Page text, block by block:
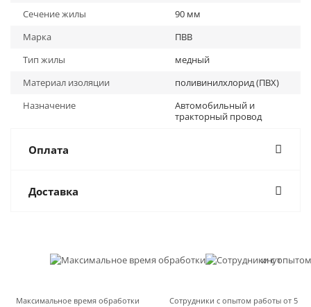
Сечение жилы
90 мм
Марка
ПВВ
Тип жилы
медный
Материал изоляции
поливинилхлорид (ПВХ)
Назначение
Автомобильный и
тракторный провод
Оплата
Доставка
Максимальное время обработки
Сотрудники с опытом работы от 5